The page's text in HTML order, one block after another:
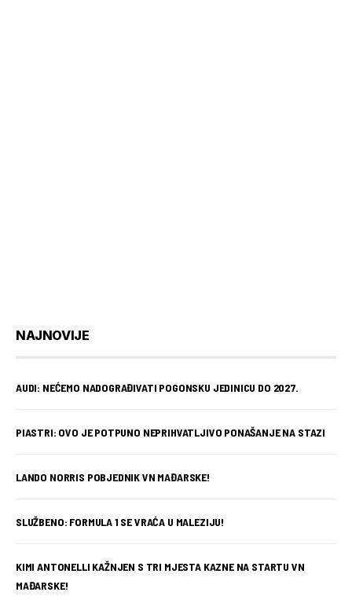
NAJNOVIJE
AUDI: NEĆEMO NADOGRAĐIVATI POGONSKU JEDINICU DO 2027.
PIASTRI: OVO JE POTPUNO NEPRIHVATLJIVO PONAŠANJE NA STAZI
LANDO NORRIS POBJEDNIK VN MAĐARSKE!
SLUŽBENO: FORMULA 1 SE VRAĆA U MALEZIJU!
KIMI ANTONELLI KAŽNJEN S TRI MJESTA KAZNE NA STARTU VN
MAĐARSKE!